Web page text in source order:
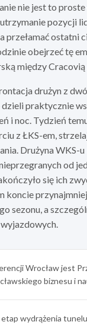
nie jest to
pozycji
przełamać ostatni
obejrzeć tę
między
drużyn z
praktycznie
i noc. Tydzień
z ŁKS-em,
Drużyna WKS-
od
się ich
koncie
sezonu, a
Wrocław jest
biznesu i
wydrążenia